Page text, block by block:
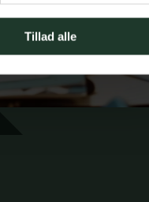
Tillad alle